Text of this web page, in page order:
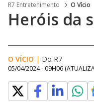
R7 Entretenimento O Vício
Heróis da
O VÍCIO | Do R7
05/04/2024 - 09H06